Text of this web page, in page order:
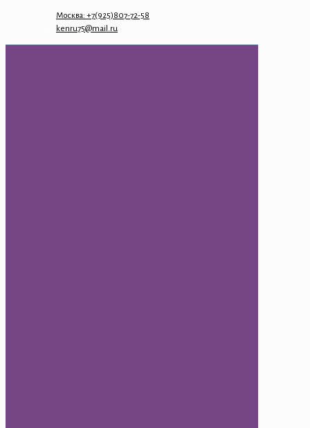
Москва: +7(925)807-72-58
kenru75@mail.ru